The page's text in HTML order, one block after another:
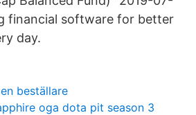
financial software for better
day.
beställare
oga dota pit season 3